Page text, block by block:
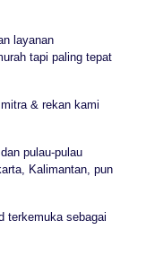
layanan
tapi paling tepat
& rekan kami
pulau-pulau
Kalimantan, pun
terkemuka sebagai